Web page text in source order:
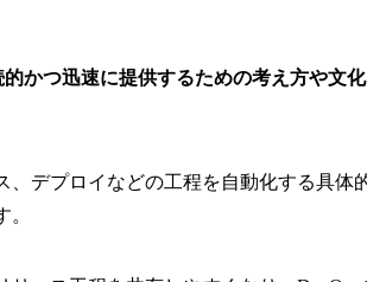
かつ迅速に提供するための考え方や文化
デプロイなどの工程を自動化する具